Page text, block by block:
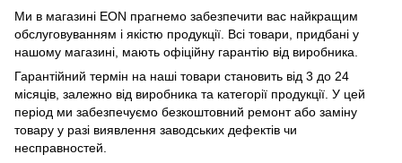
Ми в магазині EON прагнемо забезпечити вас найкращим
обслуговуванням і якістю продукції. Всі товари, придбані у
нашому магазині, мають офіційну гарантію від виробника.
Гарантійний термін на наші товари становить від 3 до 24
місяців, залежно від виробника та категорії продукції. У цей
період ми забезпечуємо безкоштовний ремонт або заміну
товару у разі виявлення заводських дефектів чи
несправностей.